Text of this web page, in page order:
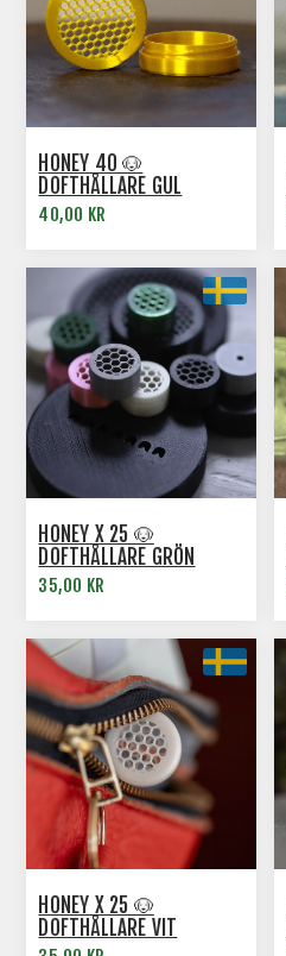
HONEY 40 🐶
DOFTHÅLLARE GUL
40,00 KR
HONEY X 25 🐶
DOFTHÅLLARE GRÖN
35,00 KR
HONEY X 25 🐶
DOFTHÅLLARE VIT